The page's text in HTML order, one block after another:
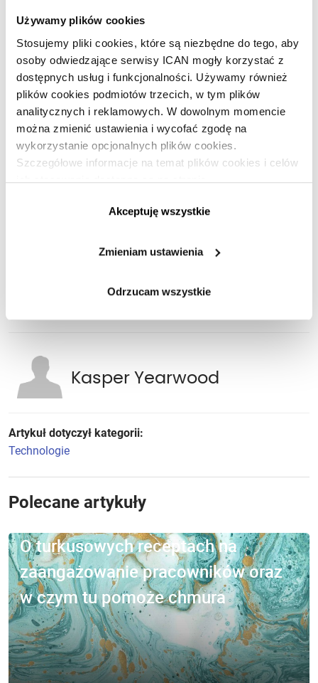
Używamy plików cookies
Stosujemy pliki cookies, które są niezbędne do tego, aby
osoby odwiedzające serwisy ICAN mogły korzystać z
dostępnych usług i funkcjonalności. Używamy również
plików cookies podmiotów trzecich, w tym plików
analitycznych i reklamowych. W dowolnym momencie
można zmienić ustawienia i wycofać zgodę na
wykorzystanie opcjonalnych plików cookies.
Szczegółowe informacje na temat plików cookies i celów
ich stosowania dostępne są na stronie
Akceptuję wszystkie
Zmieniam ustawienia
Odrzucam wszystkie
Dołącz do ICAN Business Insight!
Jesteś subskrybentem? Zaloguj się »
Marcin Purta
Karol Ignatowicz
Kasper Yearwood
Artykuł dotyczył kategorii:
Technologie
Polecane artykuły
O turkusowych receptach na
zaangażowanie pracowników oraz
w czym tu pomoże chmura